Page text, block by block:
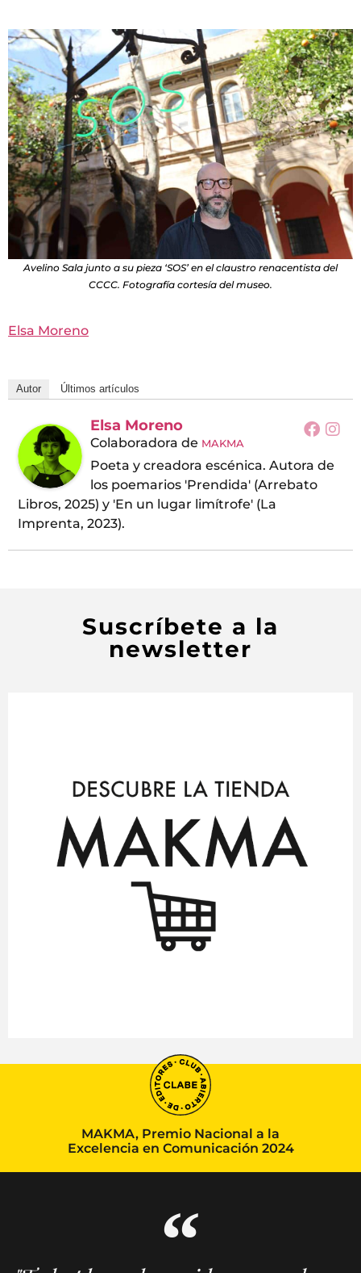
Avelino Sala junto a su pieza ‘SOS’ en el claustro renacentista del
CCCC. Fotografía cortesía del museo.
Elsa Moreno
Autor Últimos artículos
Elsa Moreno
Colaboradora de MAKMA
Poeta y creadora escénica. Autora de
los poemarios 'Prendida' (Arrebato
Libros, 2025) y 'En un lugar limítrofe' (La
Imprenta, 2023).
Suscríbete a la
newsletter
MAKMA, Premio Nacional a la
Excelencia en Comunicación 2024